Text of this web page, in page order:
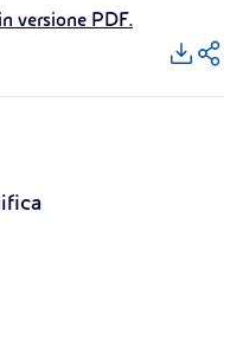
versione PDF.